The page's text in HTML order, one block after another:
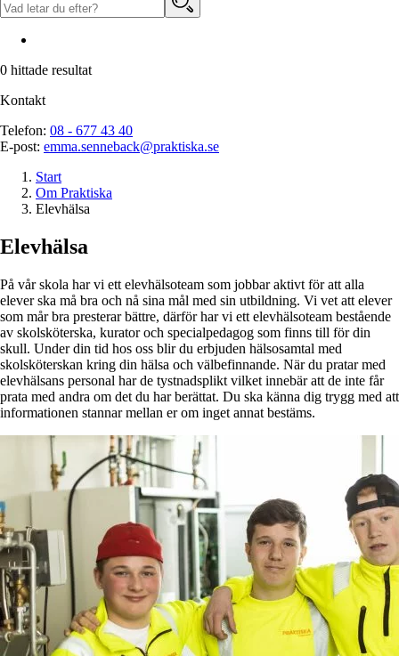
0 hittade resultat
Kontakt
Telefon: 08 - 677 43 40
E-post: emma.senneback@praktiska.se
Start
Om Praktiska
Elevhälsa
Elevhälsa
På vår skola har vi ett elevhälsoteam som jobbar aktivt för att alla
elever ska må bra och nå sina mål med sin utbildning. Vi vet att elever
som mår bra presterar bättre, därför har vi ett elevhälsoteam bestående
av skolsköterska, kurator och specialpedagog som finns till för din
skull. Under din tid hos oss blir du erbjuden hälsosamtal med
skolsköterskan kring din hälsa och välbefinnande. När du pratar med
elevhälsans personal har de tystnadsplikt vilket innebär att de inte får
prata med andra om det du har berättat. Du ska känna dig trygg med att
informationen stannar mellan er om inget annat bestäms.